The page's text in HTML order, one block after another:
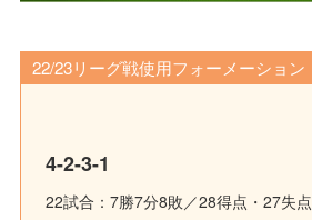
22/23リーグ戦使用フォーメーション
4-2-3-1
22試合：7勝7分8敗／28得点・27失点